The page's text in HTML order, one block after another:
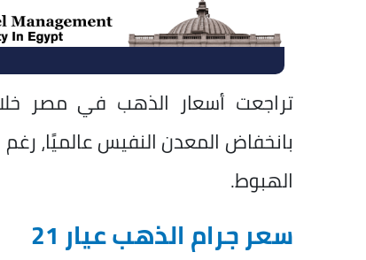
بانخفاض المعدن النفيس عالميًا،
الهبوط.
سعر جرام الذهب عيار 21